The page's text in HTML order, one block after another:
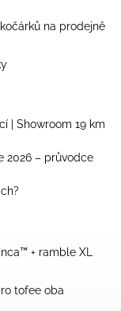
na prodejně
| Showroom 19 km
2026 – průvodce
+ ramble XL
tofee oba